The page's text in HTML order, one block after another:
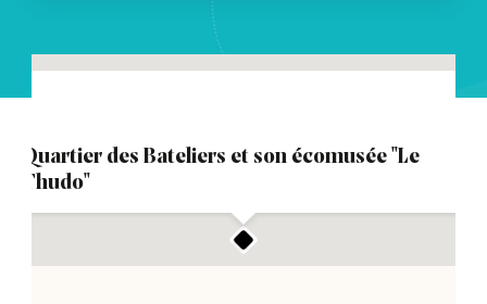
Quartier des Bateliers et son écomusée "Le
Thudo"